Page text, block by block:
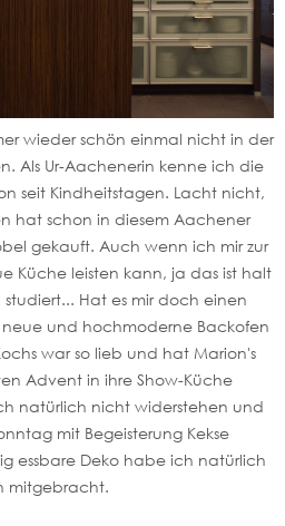
wieder schön einmal nicht in der
Als Ur-Aachenerin kenne ich die
seit Kindheitstagen. Lacht nicht,
hat schon in diesem Aachener
gekauft. Auch wenn ich mir zur
Küche leisten kann, ja das ist halt
Hat es mir doch einen
und hochmoderne Backofen
war so lieb und hat Marion's
Advent in ihre Show-Küche
natürlich nicht widerstehen und
mit Begeisterung Kekse
essbare Deko habe ich natürlich
mitgebracht.